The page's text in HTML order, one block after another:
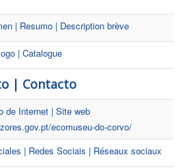
| Resumo | Description brève
| Catalogue
| Contacto
de Internet | Site web
ecomuseu-do-corvo/
| Redes Sociais | Réseaux sociaux